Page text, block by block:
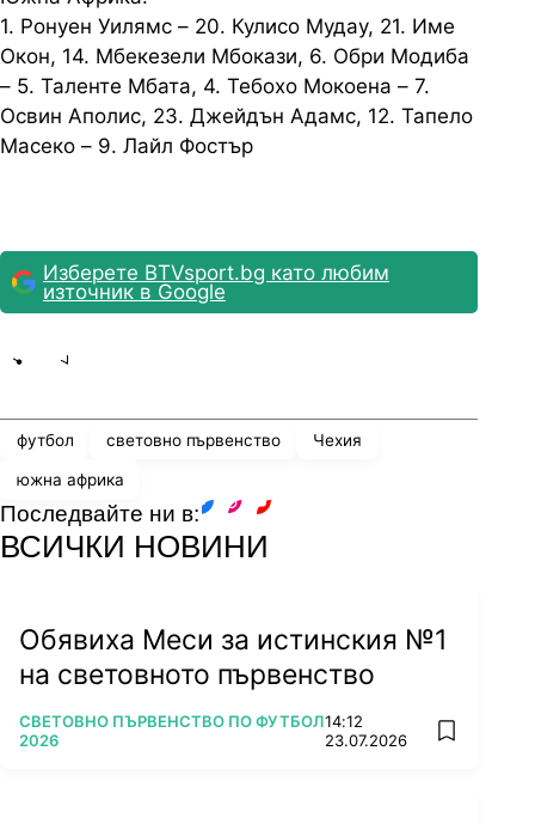
1. Ронуен Уилямс – 20. Кулисо Мудау, 21. Име
Окон, 14. Мбекезели Мбокази, 6. Обри Модиба
– 5. Таленте Мбата, 4. Тебохо Мокоена – 7.
Освин Аполис, 23. Джейдън Адамс, 12. Тапело
Масеко – 9. Лайл Фостър
Изберете BTVsport.bg като любим
източник в Google
футбол световно първенство Чехия
южна африка
Последвайте ни в:
ВСИЧКИ НОВИНИ
Обявиха Меси за истинския №1
на световното първенство
ПОВЕЧЕ ОТ
СВЕТОВНО ПЪРВЕНСТВО ПО ФУТБОЛ
2026
14:12
23.07.2026
add